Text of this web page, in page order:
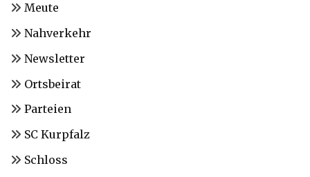
Meute
Nahverkehr
Newsletter
Ortsbeirat
Parteien
SC Kurpfalz
Schloss